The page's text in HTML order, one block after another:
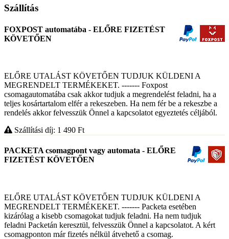
Szállítás
FOXPOST automatába - ELŐRE FIZETÉST
KÖVETŐEN
ELŐRE UTALÁST KÖVETŐEN TUDJUK KÜLDENI A
MEGRENDELT TERMÉKEKET. ------- Foxpost
csomagautomatába csak akkor tudjuk a megrendelést feladni, ha a
teljes kosártartalom elfér a rekeszeben. Ha nem fér be a rekeszbe a
rendelés akkor felvesszük Önnel a kapcsolatot egyeztetés céljából.
Szállítási díj: 1 490 Ft
PACKETA csomagpont vagy automata - ELŐRE
FIZETÉST KÖVETŐEN
ELŐRE UTALÁST KÖVETŐEN TUDJUK KÜLDENI A
MEGRENDELT TERMÉKEKET. ------- Packeta esetében
kizárólag a kisebb csomagokat tudjuk feladni. Ha nem tudjuk
feladni Packetán keresztül, felvesszük Önnel a kapcsolatot. A kért
csomagponton már fizetés nélkül átvehető a csomag.